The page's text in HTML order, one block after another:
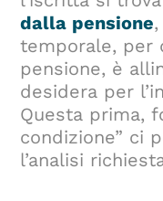
dalla pensione
temporale, per
pensione, è
desidera per
Questa prima,
condizione” ci
l’analisi